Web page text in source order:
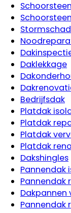
Daklekkage
Bedrijfsdak
Platdak
Platdak
Platdak
Platdak
Dakshingles
Pannendak
Pannendak
Dakpannen
Pannendak